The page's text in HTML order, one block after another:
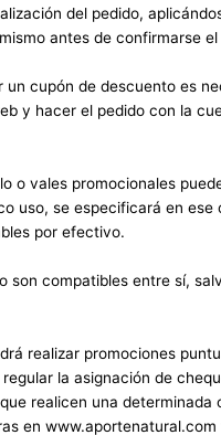
del pedido,
antes de confirmarse el
un cupón de descuento es
y hacer el pedido con la
o vales promocionales
uso, se especificará en ese
por efectivo.
son compatibles entre sí,
realizar promociones
la asignación de
realicen una determinada
en